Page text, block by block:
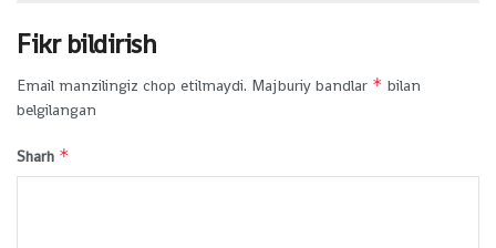
Fikr bildirish
Email manzilingiz chop etilmaydi. Majburiy bandlar * bilan
belgilangan
Sharh *